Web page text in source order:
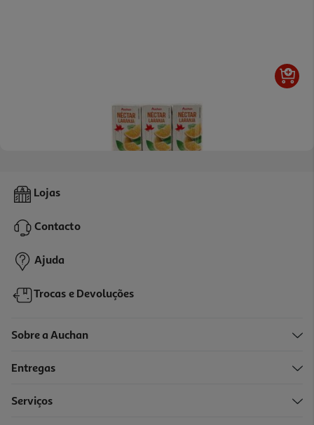
Néctar Auchan Laranja 3x200ml
0,95 €
Lojas
Contacto
Ajuda
Trocas e Devoluções
Sobre a Auchan
Entregas
Serviços